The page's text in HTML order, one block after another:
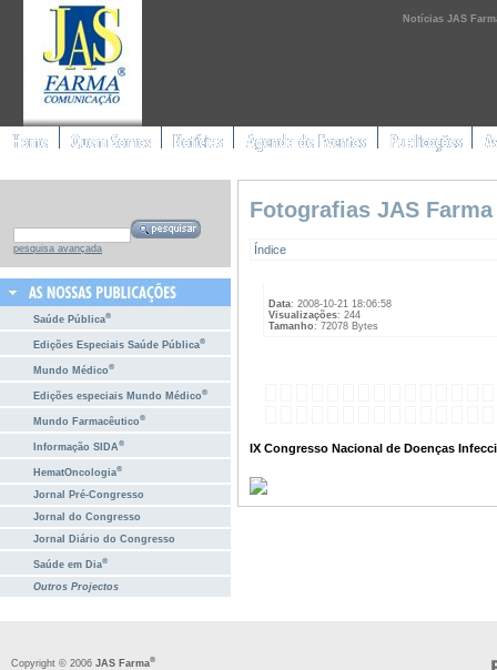
Notícias JAS
pesquisa avançada
Saúde Pública®
Edições Especiais Saúde Pública®
Mundo Médico®
Edições especiais Mundo Médico®
Mundo Farmacêutico®
Informação SIDA®
HematOncologia®
Jornal Pré-Congresso
Jornal do Congresso
Jornal Diário do Congresso
Saúde em Dia®
Outros Projectos
Fotografias JAS
Índice
Data: 2008-10-21 18:06:58
Visualizações: 244
Tamanho: 72078 Bytes
IX Congresso Nacional de Doenças
Copyright © 2006 JAS Farma®